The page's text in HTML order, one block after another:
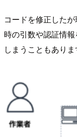
コードを修正した
時の引数や認証情
しまうこともありま